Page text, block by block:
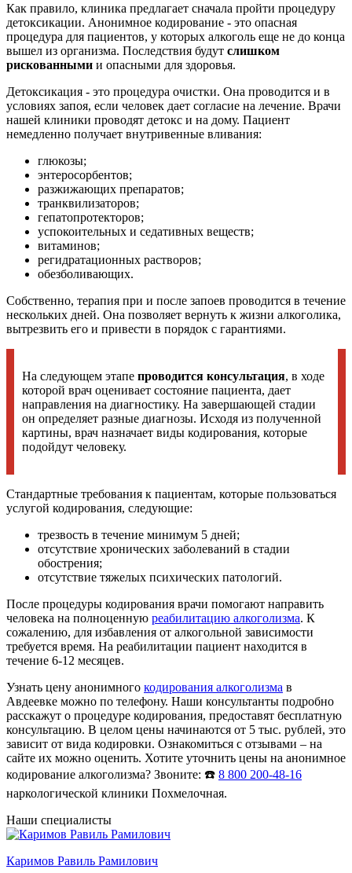
Как правило, клиника предлагает сначала пройти процедуру
детоксикации. Анонимное кодирование - это опасная
процедура для пациентов, у которых алкоголь еще не до конца
вышел из организма. Последствия будут слишком
рискованными и опасными для здоровья.
Детоксикация - это процедура очистки. Она проводится и в
условиях запоя, если человек дает согласие на лечение. Врачи
нашей клиники проводят детокс и на дому. Пациент
немедленно получает внутривенные вливания:
глюкозы;
энтеросорбентов;
разжижающих препаратов;
транквилизаторов;
гепатопротекторов;
успокоительных и седативных веществ;
витаминов;
регидратационных растворов;
обезболивающих.
Собственно, терапия при и после запоев проводится в течение
нескольких дней. Она позволяет вернуть к жизни алкоголика,
вытрезвить его и привести в порядок с гарантиями.
На следующем этапе проводится консультация, в ходе
которой врач оценивает состояние пациента, дает
направления на диагностику. На завершающей стадии
он определяет разные диагнозы. Исходя из полученной
картины, врач назначает виды кодирования, которые
подойдут человеку.
Стандартные требования к пациентам, которые пользоваться
услугой кодирования, следующие:
трезвость в течение минимум 5 дней;
отсутствие хронических заболеваний в стадии
обострения;
отсутствие тяжелых психических патологий.
После процедуры кодирования врачи помогают направить
человека на полноценную реабилитацию алкоголизма. К
сожалению, для избавления от алкогольной зависимости
требуется время. На реабилитации пациент находится в
течение 6-12 месяцев.
Узнать цену анонимного кодирования алкоголизма в
Авдеевке можно по телефону. Наши консультанты подробно
расскажут о процедуре кодирования, предоставят бесплатную
консультацию. В целом цены начинаются от 5 тыс. рублей, это
зависит от вида кодировки. Ознакомиться с отзывами – на
сайте их можно оценить. Хотите уточнить цены на анонимное
кодирование алкоголизма? Звоните: ☎️ 8 800 200-48-16
наркологической клиники Похмелочная.
Наши специалисты
Каримов Равиль Рамилович